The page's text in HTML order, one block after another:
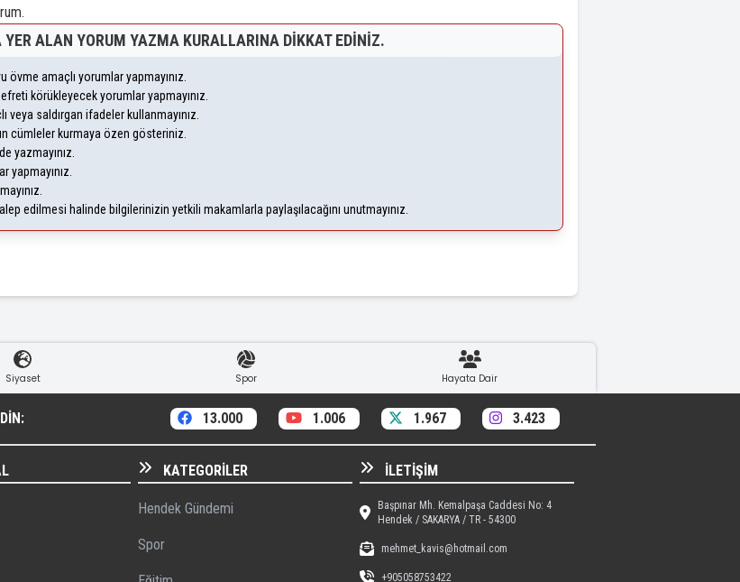
YER ALAN YORUM YAZMA KURALLARINA DIKKAT EDINIZ.
övme amaçlı yorumlar yapmayınız.
körükleyecek yorumlar yapmayınız.
veya saldırgan ifadeler kullanmayınız.
cümleler kurmaya özen gösteriniz.
yazmayınız.
yapmayınız.
edilmesi halinde bilgilerinizin yetkili makamlarla paylaşılacağını unutmayınız.
Siyaset Spor Hayata Dair
13.000 1.006 1.967 3.423
KATEGORILER
Hendek Gündemi
Spor
İLETIŞIM
Başpınar Mh. Kemalpaşa Caddesi No: 4
Hendek / SAKARYA / TR - 54300
mehmet_kavis@hotmail.com
+905058753422